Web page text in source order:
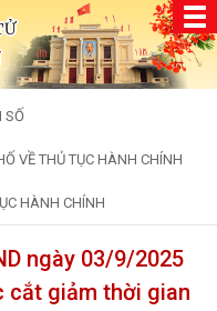
SỐ
VỀ THỦ TỤC HÀNH CHÍNH
HÀNH CHÍNH
ngày 03/9/2025
cắt giảm thời gian